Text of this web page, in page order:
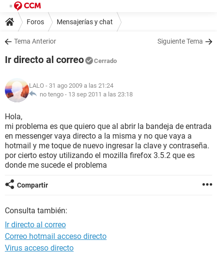
Foros Mensajerías y chat
Tema Anterior Siguiente Tema
Ir directo al correo Cerrado
LALO - 31 ago 2009 a las 21:24
no tengo - 13 sep 2011 a las 23:18
Hola,
mi problema es que quiero que al abrir la bandeja de entrada
en messenger vaya directo a la misma y no que vaya a
hotmail y me toque de nuevo ingresar la clave y contraseña.
por cierto estoy utilizando el mozilla firefox 3.5.2 que es
donde me sucede el problema
Compartir
Consulta también:
Ir directo al correo
Correo hotmail acceso directo
Virus acceso directo